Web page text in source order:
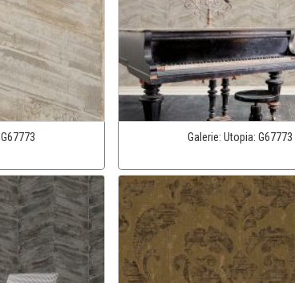
G67773 Galerie: Utopia: G67773